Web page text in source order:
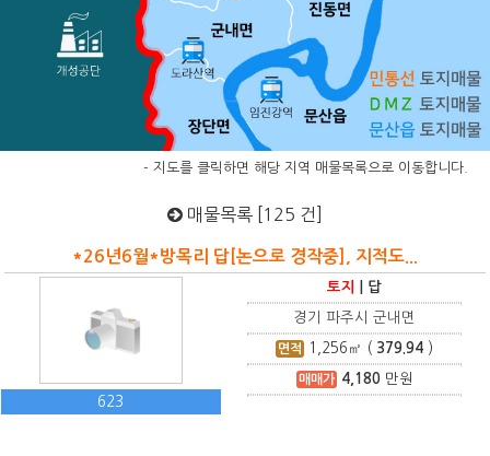
- 지도를 클릭하면 해당 지역 매물목록으로 이동합니다.
매물목록 [125 건]
*26년6월*방목리 답[논으로 경작중], 지적도...
623
토지 답
경기 파주시 군내면
면적 1,256 ㎡ ( 379.94 )
매매가 4,180만원